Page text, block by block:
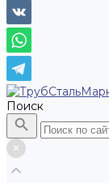
Поиск